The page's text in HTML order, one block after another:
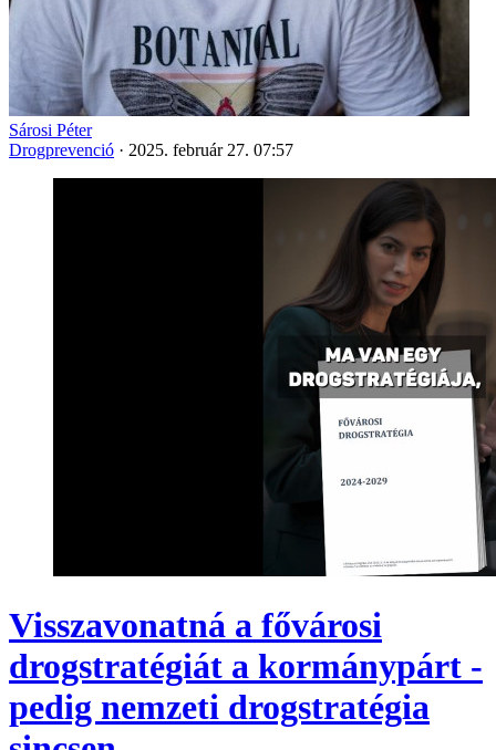
Sárosi Péter
Drogprevenció · 2025. február 27. 07:57
Visszavonatná a fővárosi
drogstratégiát a kormánypárt -
pedig nemzeti drogstratégia